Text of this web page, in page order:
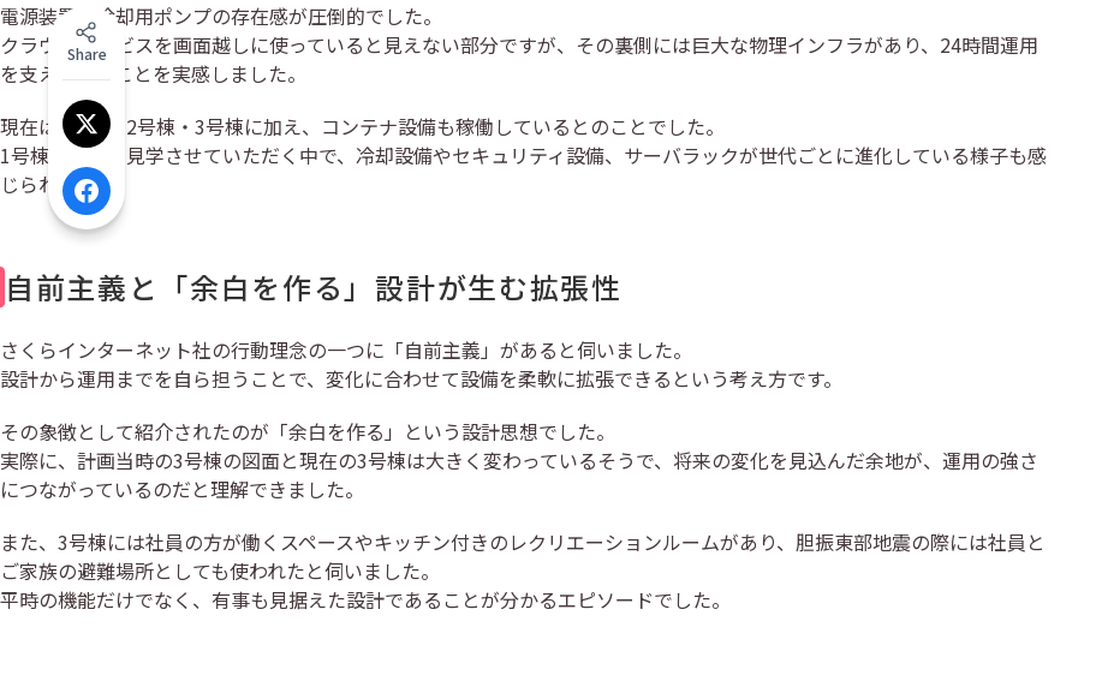
電源装置や冷却用ポンプの存在感が圧倒的でした。
クラウドサービスを画面越しに使っていると見えない部分ですが、その裏側には巨大な物理インフラがあり、24時間運用
を支えていることを実感しました。
現在は1号棟・2号棟・3号棟に加え、コンテナ設備も稼働しているとのことでした。
1号棟から順に見学させていただく中で、冷却設備やセキュリティ設備、サーバラックが世代ごとに進化している様子も感
じられました。
自前主義と「余白を作る」設計が生む拡張性
さくらインターネット社の行動理念の一つに「自前主義」があると伺いました。
設計から運用までを自ら担うことで、変化に合わせて設備を柔軟に拡張できるという考え方です。
その象徴として紹介されたのが「余白を作る」という設計思想でした。
実際に、計画当時の3号棟の図面と現在の3号棟は大きく変わっているそうで、将来の変化を見込んだ余地が、運用の強さ
につながっているのだと理解できました。
また、3号棟には社員の方が働くスペースやキッチン付きのレクリエーションルームがあり、胆振東部地震の際には社員と
ご家族の避難場所としても使われたと伺いました。
平時の機能だけでなく、有事も見据えた設計であることが分かるエピソードでした。
Share
Xでシェア
Facebookでシェア